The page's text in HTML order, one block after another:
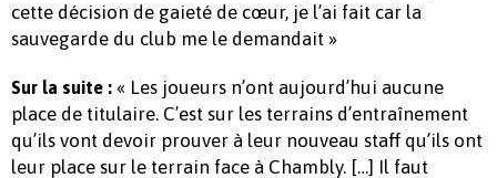
cette décision de gaieté de cœur, je l’ai fait car la
sauvegarde du club me le demandait »
Sur la suite : « Les joueurs n’ont aujourd’hui aucune
place de titulaire. C’est sur les terrains d’entraînement
qu’ils vont devoir prouver à leur nouveau staff qu’ils ont
leur place sur le terrain face à Chambly. […] Il faut